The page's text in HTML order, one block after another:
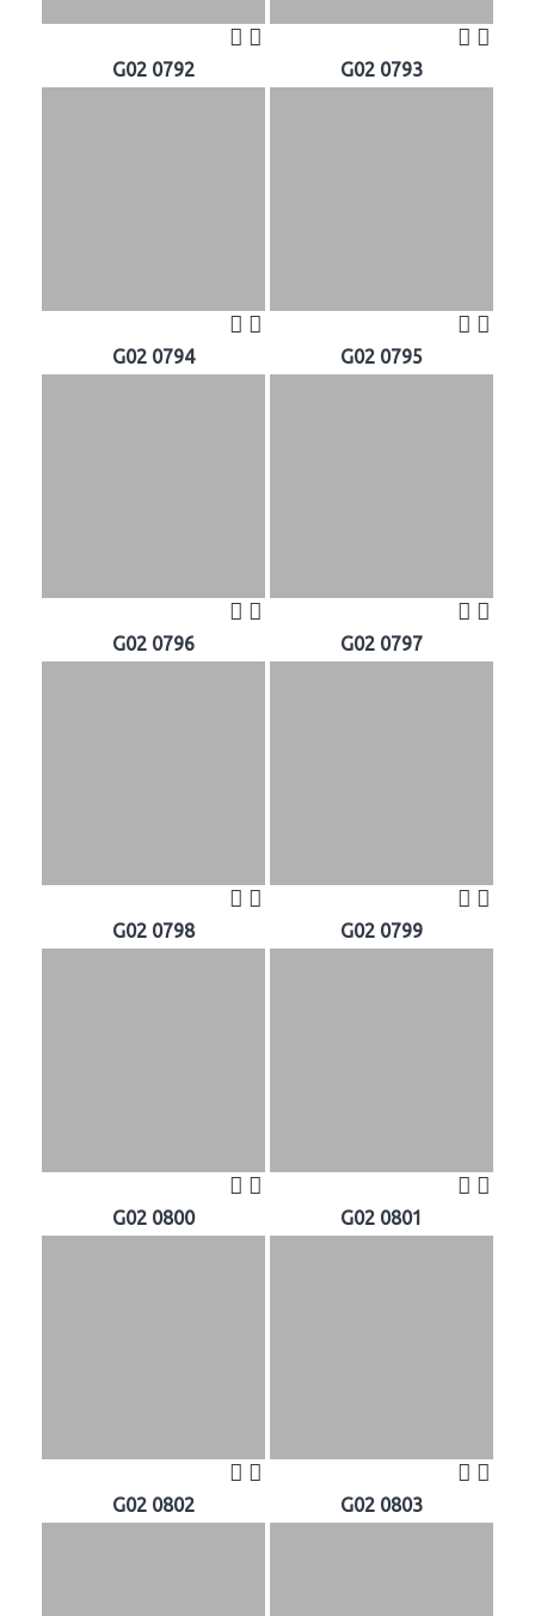
G02 0792 G02 0793
G02 0794 G02 0795
G02 0796 G02 0797
G02 0798 G02 0799
G02 0800 G02 0801
G02 0802 G02 0803